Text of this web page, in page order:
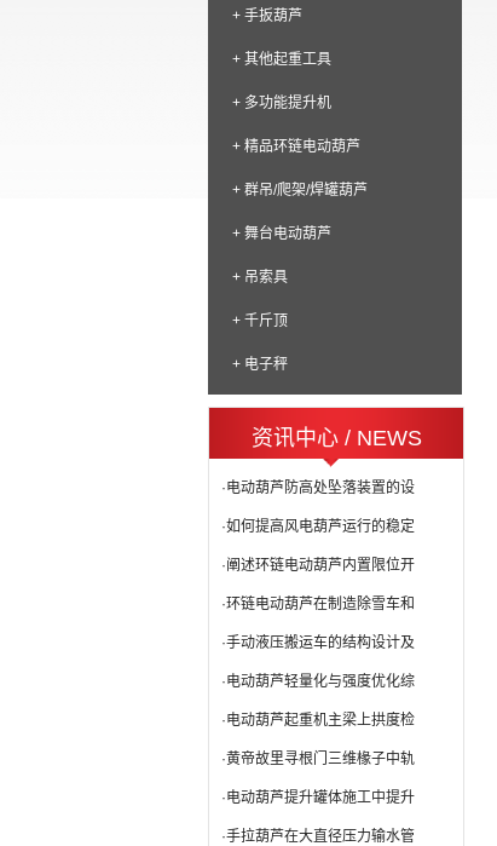
+ 手扳葫芦
+ 其他起重工具
+ 多功能提升机
+ 精品环链电动葫芦
+ 群吊/爬架/焊罐葫芦
+ 舞台电动葫芦
+ 吊索具
+ 千斤顶
+ 电子秤
资讯中心 / NEWS
·电动葫芦防高处坠落装置的设
·如何提高风电葫芦运行的稳定
·阐述环链电动葫芦内置限位开
·环链电动葫芦在制造除雪车和
·手动液压搬运车的结构设计及
·电动葫芦轻量化与强度优化综
·电动葫芦起重机主梁上拱度检
·黄帝故里寻根门三维椽子中轨
·电动葫芦提升罐体施工中提升
·手拉葫芦在大直径压力输水管